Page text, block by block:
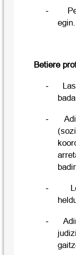
-
egin.
Betiere
-
-
-
-